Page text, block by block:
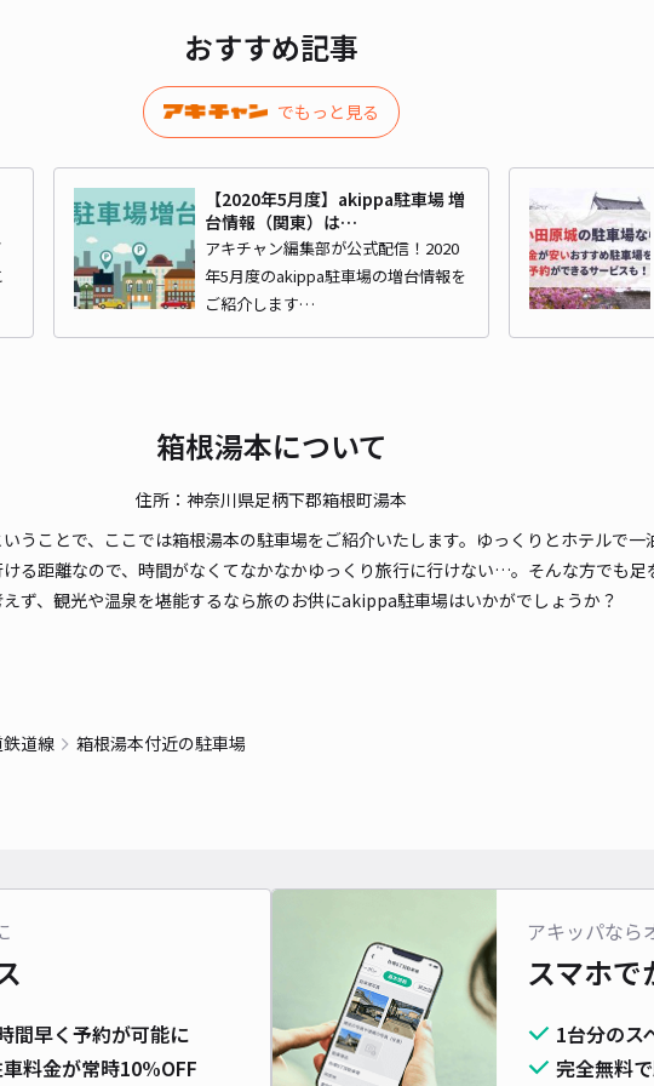
貸出時間24時間営業
長さ 500cm 以下
対応車種オートバイ
おすすめ記事
でもっと見る
【2020年5月度】akippa駐車場 増
台情報（関東）は…
アキチャン編集部が公式配信！2020
年5月度のakippa駐車場の増台情報を
ご紹介します…
箱根湯本について
住所：神奈川県足柄下郡箱根町湯本
うことで、ここでは箱根湯本の駐車場をご紹介いたします。ゆっくりとホテルで
る距離なので、時間がなくてなかなかゆっくり旅行に行けない…。そんな方でも
ず、観光や温泉を堪能するなら旅のお供にakippa駐車場はいかがでしょうか？
道線 箱根湯本付近の駐車場
間早く予約が可能に
料金が常時10%OFF
アキッパなら
スマホで
1台分のス
完全無料